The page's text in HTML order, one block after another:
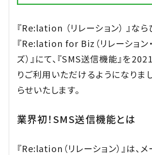
『Re:lation （リレーション） 』な
『Re:lation for Biz（リレーション
ズ）』にて、『SMS送信機能』を
りご利用いただけるようになりま
らせいたします。
業界初！SMS送信機能とは
『Re:lation（リレーション）』は、メ